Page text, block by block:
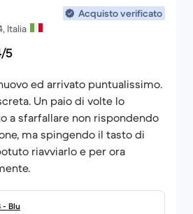
Acquisto verificato
Italia
5
ed arrivato puntualissimo.
Un paio di volte lo
a sfarfallare non rispondendo
ma spingendo il tasto di
e per ora
- Blu